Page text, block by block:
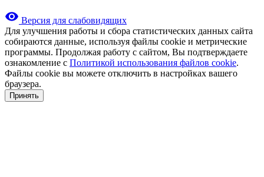
Версия для слабовидящих
Для улучшения работы и сбора статистических данных сайта
собираются данные, используя файлы cookie и метрические
программы. Продолжая работу с сайтом, Вы подтверждаете
ознакомление с Политикой использования файлов cookie.
Файлы cookie вы можете отключить в настройках вашего
браузера.
Принять